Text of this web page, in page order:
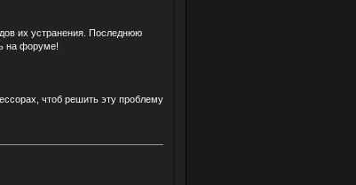
их устранения. Последнюю
на форуме!
чтоб решить эту проблему